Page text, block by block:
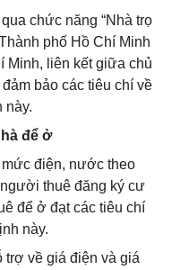
chức năng “Nhà trọ
phố Hồ Chí Minh
Minh, liên kết giữa chủ
bảo các tiêu chí về
này.
để ở
điện, nước theo
thuê đăng ký cư
để ở đạt các tiêu chí
này.
về giá điện và giá